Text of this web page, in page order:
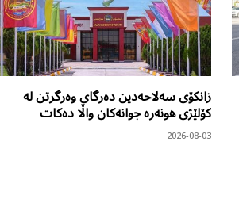
زانکۆی سەلاحەدین دەرگای وەرگرتن لە
کۆلێژی هونەرە جوانەکان واڵا دەکات
2026-08-03